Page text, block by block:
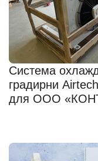
Система
градирни Airtech
для ООО